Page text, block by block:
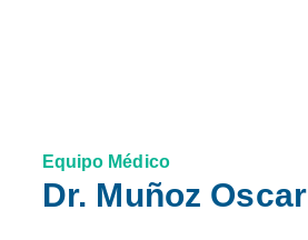
Equipo Médico
Dr. Muñoz Oscar